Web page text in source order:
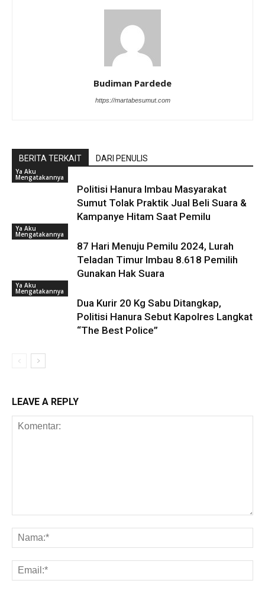
Budiman Pardede
https://martabesumut.com
BERITA TERKAIT DARI PENULIS
Ya Aku
Mengatakannya
Politisi Hanura Imbau Masyarakat
Sumut Tolak Praktik Jual Beli Suara &
Kampanye Hitam Saat Pemilu
Ya Aku
Mengatakannya
87 Hari Menuju Pemilu 2024, Lurah
Teladan Timur Imbau 8.618 Pemilih
Gunakan Hak Suara
Ya Aku
Mengatakannya
Dua Kurir 20 Kg Sabu Ditangkap,
Politisi Hanura Sebut Kapolres Langkat
“The Best Police”
LEAVE A REPLY